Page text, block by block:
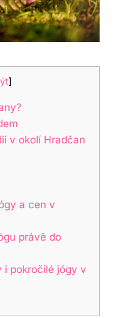
]
v okolí Hradčan
a cen v
právě do
i pokročilé jógy v